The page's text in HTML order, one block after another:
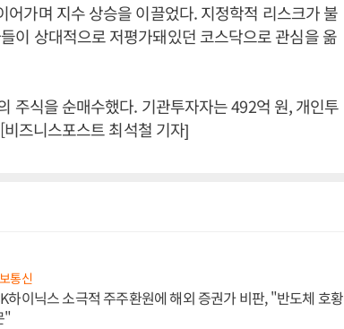
가며 지수 상승을 이끌었다. 지정학적 리스크가 불
이 상대적으로 저평가돼있던 코스닥으로 관심을 옮
주식을 순매수했다. 기관투자자는 492억 원, 개인투
즈니스포스트 최석철 기자]
통신
하이닉스 소극적 주주환원에 해외 증권가 비판, "반도체 호황
"